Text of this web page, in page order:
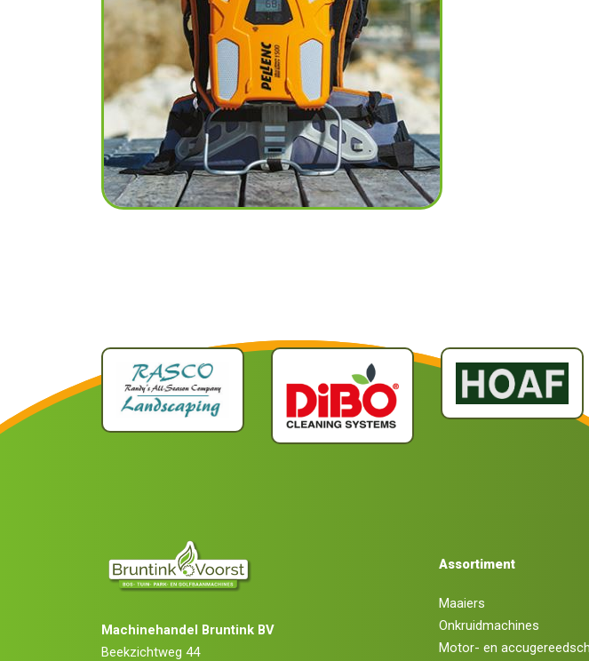
Machinehandel Bruntink BV
Beekzichtweg 44
Assortiment
Maaiers
Onkruidmachines
Motor- en